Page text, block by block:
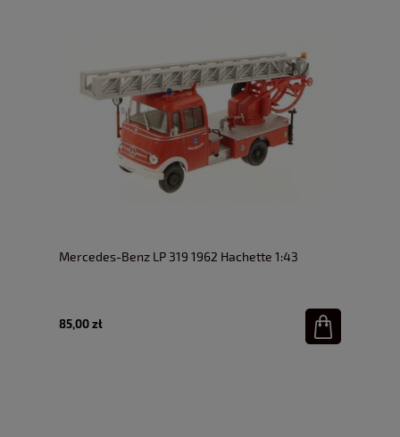
Mercedes-Benz LP 319 1962 Hachette 1:43
85,00 zł